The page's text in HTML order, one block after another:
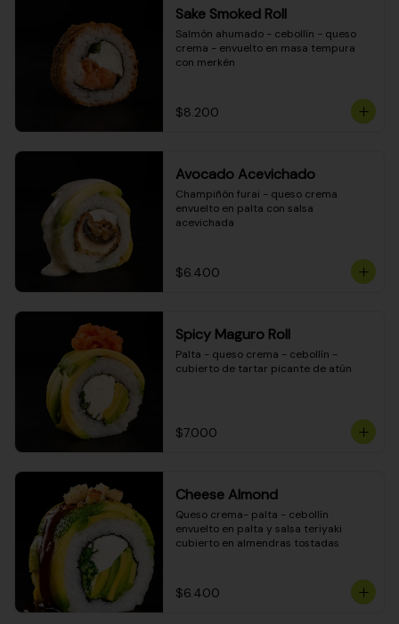
Sake Smoked Roll
Salmón ahumado - cebollín - queso
crema - envuelto en masa tempura
con merkén
$8.200
Avocado Acevichado
Champiñón furai - queso crema
envuelto en palta con salsa
acevichada
$6.400
Spicy Maguro Roll
Palta - queso crema - cebollín -
cubierto de tartar picante de atún
$7.000
Cheese Almond
Queso crema- palta - cebollín
envuelto en palta y salsa teriyaki
cubierto en almendras tostadas
$6.400